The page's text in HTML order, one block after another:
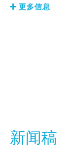
更多信息
新闻稿